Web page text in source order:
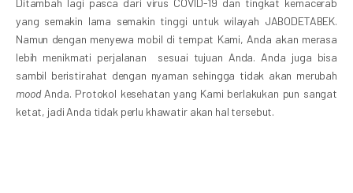
Ditambah lagi pasca dari virus COVID-19 dan tingkat kemacerab
yang semakin lama semakin tinggi untuk wilayah JABODETABEK.
Namun dengan menyewa mobil di tempat Kami, Anda akan merasa
lebih menikmati perjalanan sesuai tujuan Anda. Anda juga bisa
sambil beristirahat dengan nyaman sehingga tidak akan merubah
moodAnda. Protokol kesehatan yang Kami berlakukan pun sangat
ketat, jadi Anda tidak perlu khawatir akan hal tersebut.